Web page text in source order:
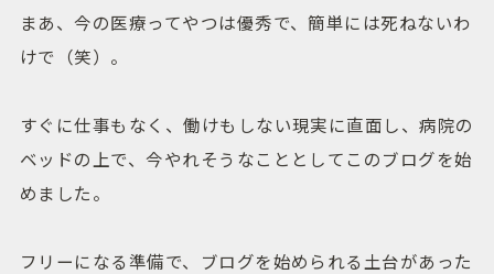
まあ、今の医療ってやつは優秀で、簡単には死ねないわ
けで（笑）。
すぐに仕事もなく、働けもしない現実に直面し、病院の
ベッドの上で、今やれそうなこととしてこのブログを始
めました。
フリーになる準備で、ブログを始められる土台があった